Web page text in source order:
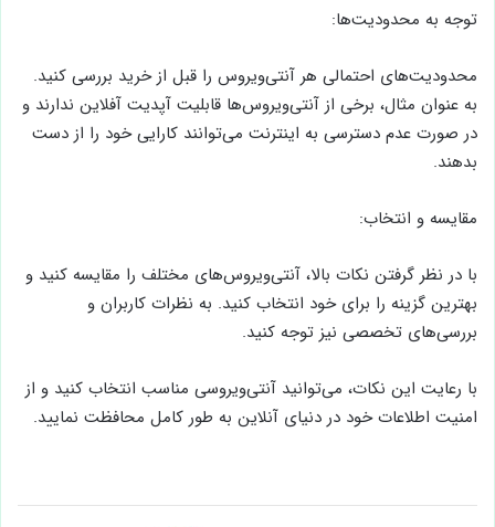
توجه به محدودیت‌ها:
محدودیت‌های احتمالی هر آنتی‌ویروس را قبل از خرید بررسی کنید.
به عنوان مثال، برخی از آنتی‌ویروس‌ها قابلیت آپدیت آفلاین ندارند و
در صورت عدم دسترسی به اینترنت می‌توانند کارایی خود را از دست
بدهند.
مقایسه و انتخاب:
با در نظر گرفتن نکات بالا، آنتی‌ویروس‌های مختلف را مقایسه کنید و
بهترین گزینه را برای خود انتخاب کنید. به نظرات کاربران و
بررسی‌های تخصصی نیز توجه کنید.
با رعایت این نکات، می‌توانید آنتی‌ویروسی مناسب انتخاب کنید و از
امنیت اطلاعات خود در دنیای آنلاین به طور کامل محافظت نمایید.